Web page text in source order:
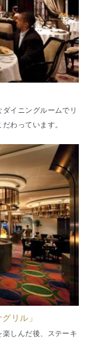
イニングルームでリ
わっています。
リル」
しんだ後、ステーキ